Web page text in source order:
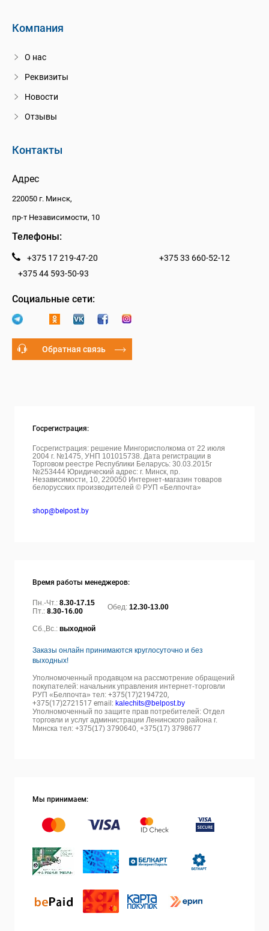
Компания
О нас
Реквизиты
Новости
Отзывы
Контакты
Адрес
220050 г. Минск,
пр-т Независимости, 10
Телефоны:
+375 17 219-47-20
+375 33 660-52-12
+375 44 593-50-93
Социальные сети:
Обратная связь
Госрегистрация:
Госрегистрация: решение Мингорисполкома от 22 июля
2004 г. №1475, УНП 101015738. Дата регистрации в
Торговом реестре Республики Беларусь: 30.03.2015г
№253444 Юридический адрес: г. Минск, пр.
Независимости, 10, 220050 Интернет-магазин товаров
белорусских производителей © РУП «Белпочта»
shop@belpost.by
Время работы менеджеров:
Пн.-Чт.: 8.30-17.15
Пт.: 8.30-16.00 Обед: 12.30-13.00
Сб.,Вс.: выходной
Заказы онлайн принимаются круглосуточно и без
выходных!
Уполномоченный продавцом на рассмотрение обращений
покупателей: начальник управления интернет-торговли
РУП «Белпочта» тел: +375(17)2194720,
+375(17)2721517 email: kalechits@belpost.by
Уполномоченный по защите прав потребителей: Отдел
торговли и услуг администрации Ленинского района г.
Минска тел: +375(17) 3790640, +375(17) 3798677
Мы принимаем: